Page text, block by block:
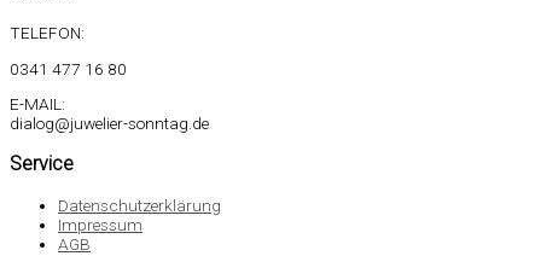
TELEFON:
0341 477 16 80
E-MAIL:
dialog@juwelier-sonntag.de
Service
Datenschutzerklärung
Impressum
AGB